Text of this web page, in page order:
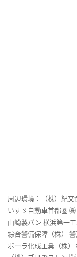
周辺環境：（株）紀
いすゞ自動車首都圏
山崎製パン 横浜第一
綜合警備保障（株）
ポーラ化成工業（株